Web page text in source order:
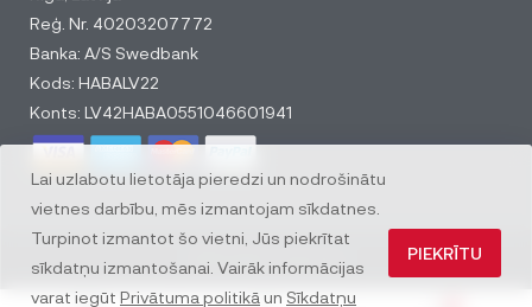
Lai uzlabotu lietotāja pieredzi un nodrošinātu
vietnes darbību, mēs izmantojam sīkdatnes.
Turpinot izmantot šo vietni, Jūs piekrītat
sīkdatņu izmantošanai. Vairāk informācijas
varat iegūt Privātuma politikā un Sīkdatņu
PIEKRĪTU
Reģ. Nr. 40203207772
Banka: A/S Swedbank
Kods: HABALV22
Konts: LV42HABA0551046601941
© All rights reserved